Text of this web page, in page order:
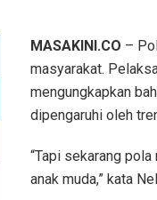
MASAKINI.CO –
masyarakat.
mengungkapkan
dipengaruhi oleh
“Tapi sekarang
anak muda,” kata